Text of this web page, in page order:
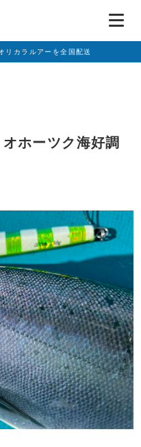
リカラルアーを全国配送
ホーツク海好調